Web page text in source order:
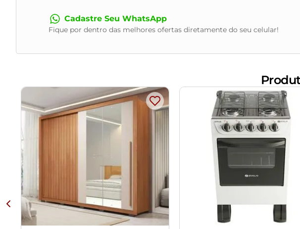
Material dos Pés:Madeira Eucalipto Maciço;
Quantidade de Pés:08;
Revestimento:Couro;
Necessita de Montagem:Não;
Instruções/Cuidado:Utilizar um pano levemente umedecido com água, seguido
com escovas ou produtos abrasivos.
- As imagens são meramente ilustrativas e não acompanham objetos de
- Pode haver alguma diferença de tonalidade entre a imagem e o produto, por
- Todos os nossos produtos são enviados devidamente embalados e com total
- Ao receber o produto o cliente deve verificar as condições da embalagem,
orientações.
- A nossa loja se responsabilizará pela entrega dos produtos adquiridos até a
- Não nos responsabilizamos, no ato da entrega, por montagens,
guinchos ou equipamentos similares para acesso a pisos superiores em
Cadastre Seu WhatsApp
Fique por dentro das melhores ofertas diretamente do seu celular!